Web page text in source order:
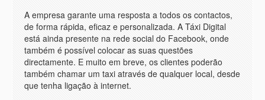
A empresa garante uma resposta a todos os contactos,
de forma rápida, eficaz e personalizada. A Táxi Digital
está ainda presente na rede social do Facebook, onde
também é possível colocar as suas questões
directamente. E muito em breve, os clientes poderão
também chamar um taxi através de qualquer local, desde
que tenha ligação à internet.